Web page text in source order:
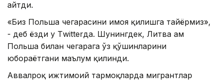
айтди.
«Биз Польша чегарасини ҳимоя қилишга тайёрмиз»,
- деб ёзди у Тwitterда. Шунингдек, Литва ҳам
Польша билан чегарага ўз қўшинларини
юбораётгани маълум қилинди.
Aввалроқ ижтимоий тармоқларда мигрантлар